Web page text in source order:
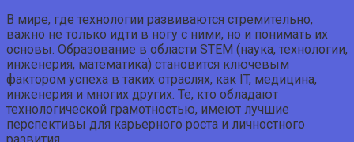
В мире, где технологии развиваются стремительно,
важно не только идти в ногу с ними, но и понимать их
основы. Образование в области STEM (наука, технологии,
инженерия, математика) становится ключевым
фактором успеха в таких отраслях, как IT, медицина,
инженерия и многих других. Те, кто обладают
технологической грамотностью, имеют лучшие
перспективы для карьерного роста и личностного